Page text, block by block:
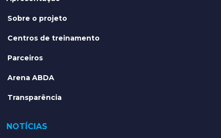
Sobre o projeto
Centros de treinamento
Parceiros
Arena ABDA
Transparência
NOTÍCIAS